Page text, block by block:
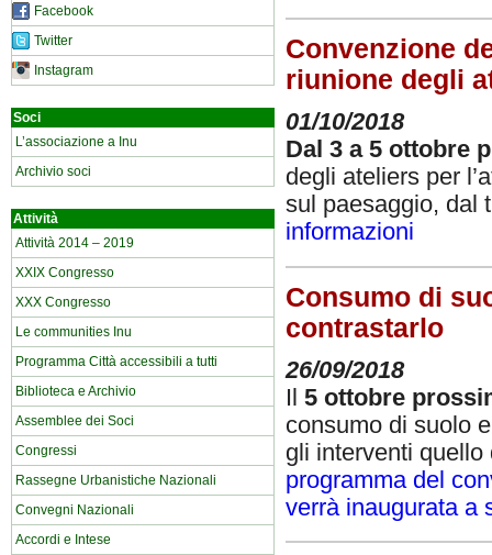
Facebook
Twitter
Instagram
Soci
L’associazione a Inu
Archivio soci
Attività
Attività 2014 – 2019
XXIX Congresso
XXX Congresso
Le communities Inu
Programma Città accessibili a tutti
Biblioteca e Archivio
Assemblee dei Soci
Congressi
Rassegne Urbanistiche Nazionali
Convegni Nazionali
Accordi e Intese
Convenzione
riunione degli
01/10/2018
Dal 3 a 5 ottobre
degli ateliers per
sul paesaggio, dal
informazioni
Consumo di
contrastarlo
26/09/2018
Il 5 ottobre
consumo di suolo
gli interventi
programma del
verrà inaugurata a